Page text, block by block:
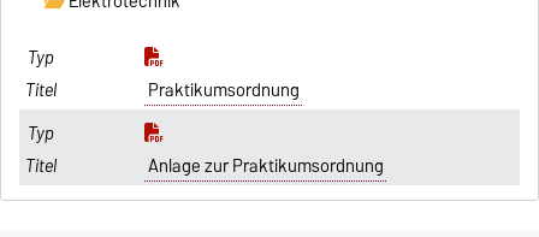
Praktikumsordnung
Anlage zur Praktikumsordnung